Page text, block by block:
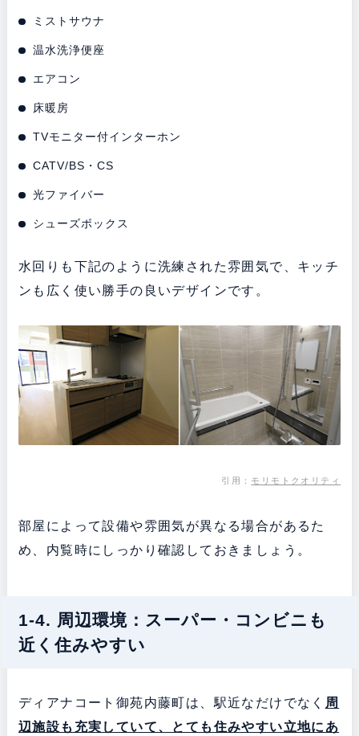
ミストサウナ
温水洗浄便座
エアコン
床暖房
TVモニター付インターホン
CATV/BS・CS
光ファイバー
シューズボックス
水回りも下記のように洗練された雰囲気で、キッチ
ンも広く使い勝手の良いデザインです。
引用： モリモトクオリティ
部屋によって設備や雰囲気が異なる場合があるた
め、内覧時にしっかり確認しておきましょう。
1-4. 周辺環境：スーパー・コンビニも
近く住みやすい
ディアナコート御苑内藤町は、駅近なだけでなく 周
辺施設も充実していて、とても住みやすい立地にあ